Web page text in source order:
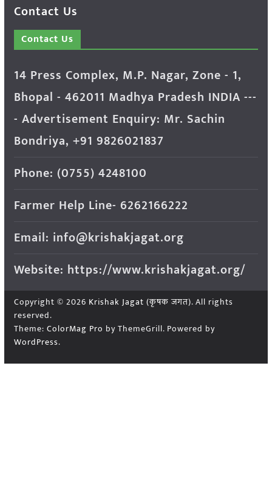
Contact Us
Contact Us
14 Press Complex, M.P. Nagar, Zone - 1,
Bhopal - 462011 Madhya Pradesh INDIA ---
- Advertisement Enquiry: Mr. Sachin
Bondriya, +91 9826021837
Phone: (0755) 4248100
Farmer Help Line- 6262166222
Email: info@krishakjagat.org
Website: https://www.krishakjagat.org/
Copyright © 2026 Krishak Jagat (कृषक जगत). All rights
reserved.
Theme: ColorMag Pro by ThemeGrill. Powered by
WordPress.